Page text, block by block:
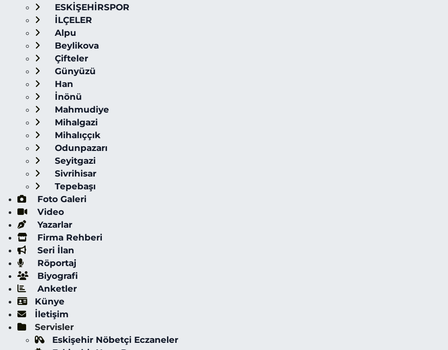
ESKİŞEHİRSPOR
İLÇELER
Alpu
Beylikova
Çifteler
Günyüzü
Han
İnönü
Mahmudiye
Mihalgazi
Mihalıççık
Odunpazarı
Seyitgazi
Sivrihisar
Tepebaşı
Foto Galeri
Video
Yazarlar
Firma Rehberi
Seri İlan
Röportaj
Biyografi
Anketler
Künye
İletişim
Servisler
Eskişehir Nöbetçi Eczaneler